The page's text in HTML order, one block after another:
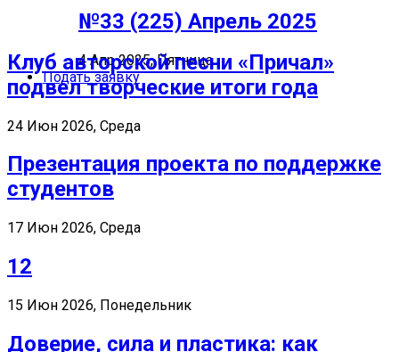
№33 (225) Апрель 2025
4 Апр 2025, Пятница
Подать заявку
Клуб авторской песни «Причал»
подвел творческие итоги года
24 Июн 2026, Среда
Презентация проекта по поддержке
студентов
17 Июн 2026, Среда
12
15 Июн 2026, Понедельник
Доверие, сила и пластика: как